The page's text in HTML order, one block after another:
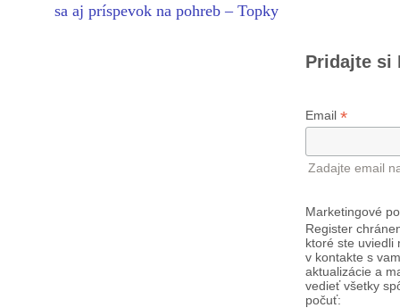
sa aj príspevok na pohreb – Topky
Pridajte si
Email *
Zadajte email
Marketingové
Register
ktoré ste uviedli
v kontakte s
aktualizácie a
vedieť všetky
počuť: